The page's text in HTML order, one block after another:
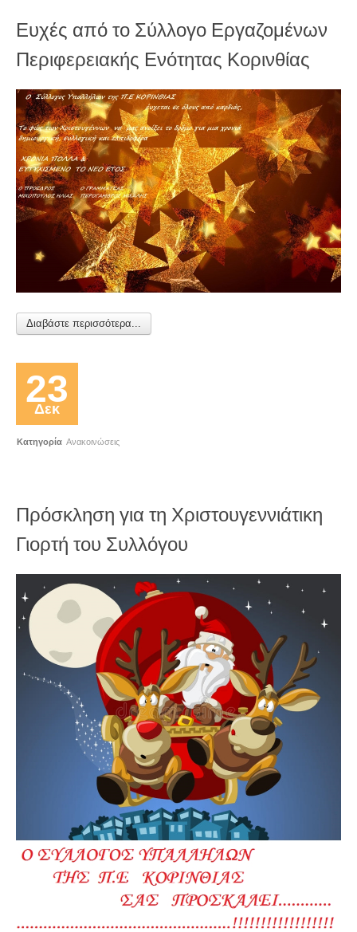
Τελευταία Νέα
Αποφάσεις Γ. Συνελεύσεων
Αποφάσεις Δ.Συμβουλίων
Νομοθεσία
Εκδηλώσεις
Βίντεο - Φωτογραφίες
Επικοινωνία
Ευχές από το Σύλλογο Εργαζομένων
Περιφερειακής Ενότητας Κορινθίας
Διαβάστε περισσότερα...
23
Δεκ
Κατηγορία Ανακοινώσεις
Πρόσκληση για τη Χριστουγεννιάτικη
Γιορτή του Συλλόγου